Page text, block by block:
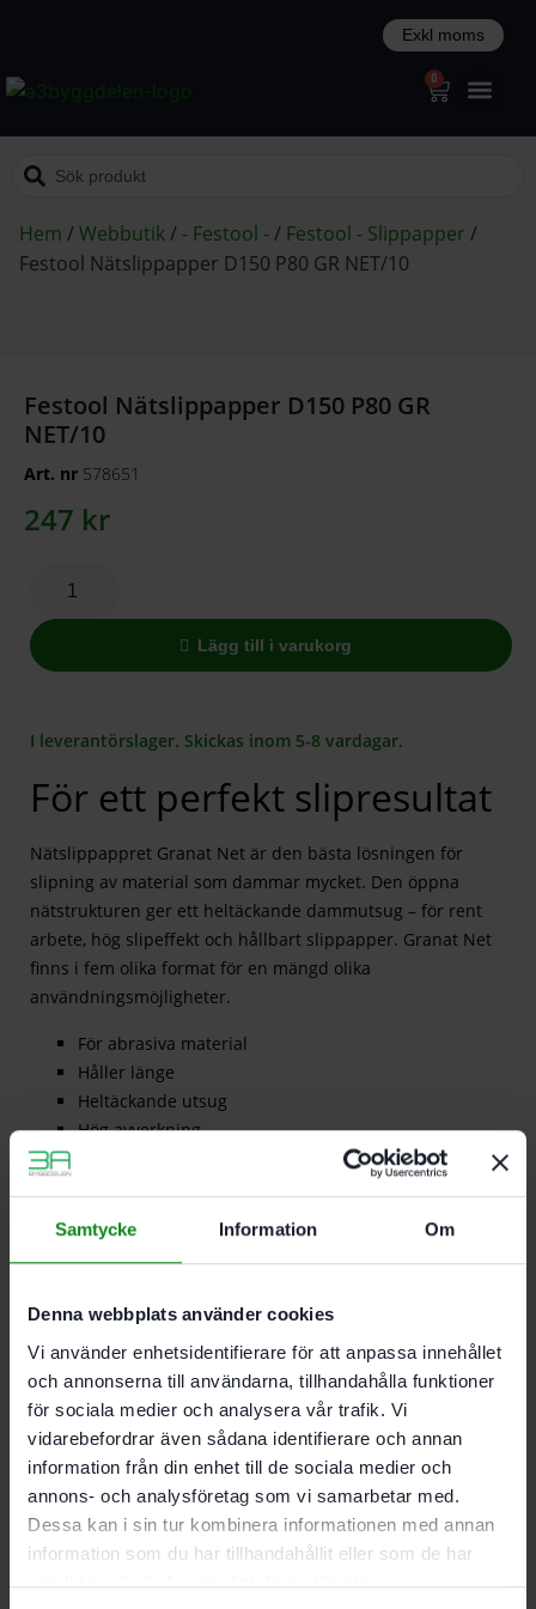
Samtycke Information Om
Denna webbplats använder cookies
Vi använder enhetsidentifierare för att anpassa innehållet
och annonserna till användarna, tillhandahålla funktioner
för sociala medier och analysera vår trafik. Vi
vidarebefordrar även sådana identifierare och annan
information från din enhet till de sociala medier och
annons- och analysföretag som vi samarbetar med.
Dessa kan i sin tur kombinera informationen med annan
information som du har tillhandahållit eller som de har
0
Hem /Webbutik/ - Festool -/ Festool - Slippapper /
Festool Nätslippapper D150 P80 GR NET/10
Festool Nätslippapper D150 P80 GR
NET/10
Art. nr 578651
247 kr
Lägg till i varukorg
I leverantörslager. Skickas inom 5-8 vardagar.
För ett perfekt slipresultat
Nätslippappret Granat Net är den bästa lösningen för
slipning av material som dammar mycket. Den öppna
nätstrukturen ger ett heltäckande dammutsug – för rent
arbete, hög slipeffekt och hållbart slippapper. Granat Net
finns i fem olika format för en mängd olika
användningsmöjligheter.
För abrasiva material
Håller länge
Heltäckande utsug
Hög avverkning
för spackel, filler, färg, lack och allmänt mycket
Beskrivning
RO 150, ES 150, ETS 150, ETSC 2 150, ETS EC
150, LEX 150, WTS 150
Antal. 10st
Det finns inga recensioner än.
Bli först med att recensera ”Festool Nätslippapper
D150 P80 GR NET/10”